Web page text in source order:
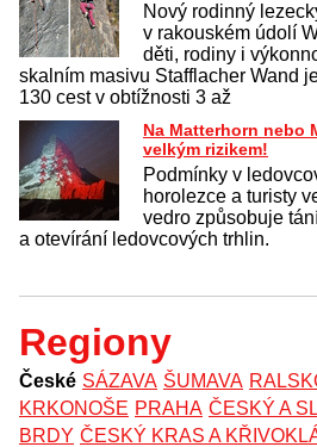
Nový rodinný
v rakouském údolí
děti, rodiny i
skalním masivu Stafflacher Wand
130 cest v obtížnosti 3 až
Na Matterhorn nebo
velkým rizikem!
Podmínky v
horolezce a turisty
vedro způsobuje
a otevírání ledovcových trhlin.
Regiony
České SÁZAVA ŠUMAVA
KRKONOŠE PRAHA ČESKÝ A
BRDY ČESKÝ KRAS A